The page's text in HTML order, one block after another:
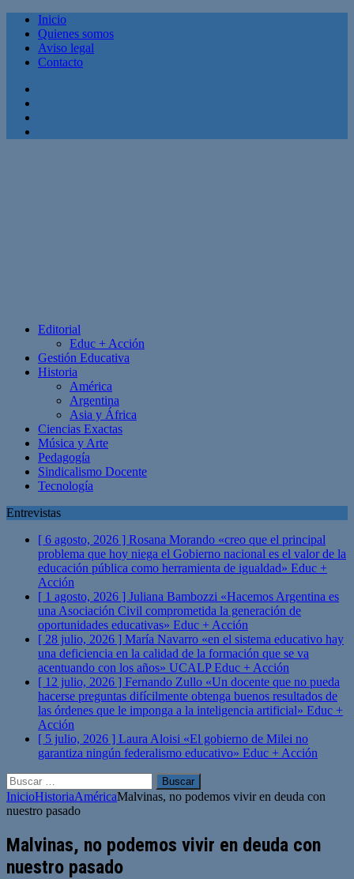
Inicio
Quienes somos
Aviso legal
Contacto
Editorial
Educ + Acción
Gestión Educativa
Historia
América
Argentina
Asia y África
Ciencias Exactas
Música y Arte
Pedagogía
Sindicalismo Docente
Tecnología
Entrevistas
[ 6 agosto, 2026 ] Rosana Morando «creo que el principal
problema que hoy niega el Gobierno nacional es el valor de la
educación pública como herramienta de igualdad» Educ +
Acción
[ 1 agosto, 2026 ] Juliana Bambozzi «Hacemos Argentina es
una Asociación Civil comprometida la generación de
oportunidades educativas» Educ + Acción
[ 28 julio, 2026 ] María Navarro «en el sistema educativo hay
una deficiencia en la calidad de la formación que se va
acentuando con los años» UCALPEduc + Acción
[ 12 julio, 2026 ] Fernando Zullo «Un docente que no pueda
hacerse preguntas difícilmente obtenga buenos resultados de
las órdenes que le imponga a la inteligencia artificial» Educ +
Acción
[ 5 julio, 2026 ] Laura Aloisi «El gobierno de Milei no
garantiza ningún federalismo educativo» Educ + Acción
Buscar:
InicioHistoriaAméricaMalvinas, no podemos vivir en deuda con
nuestro pasado
Malvinas, no podemos vivir en deuda con
nuestro pasado